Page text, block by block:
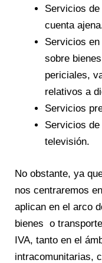
Servicios
cuenta
Servicios
sobre
periciales,
relativos a
Servicios
Servicios
televisión.
No obstante, ya
nos centraremos
aplican en el arco
bienes o
IVA, tanto en el
intracomunitarias,